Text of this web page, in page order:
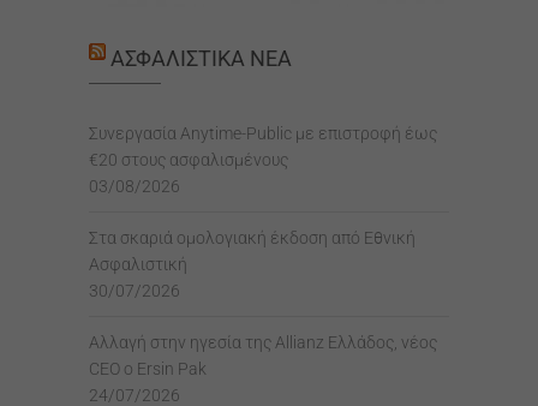
ΑΣΦΑΛΙΣΤΙΚΆ ΝΈΑ
Συνεργασία Anytime-Public με επιστροφή έως
€20 στους ασφαλισμένους
03/08/2026
Στα σκαριά ομολογιακή έκδοση από Εθνική
Ασφαλιστική
30/07/2026
Αλλαγή στην ηγεσία της Allianz Ελλάδος, νέος
CEO ο Ersin Pak
24/07/2026